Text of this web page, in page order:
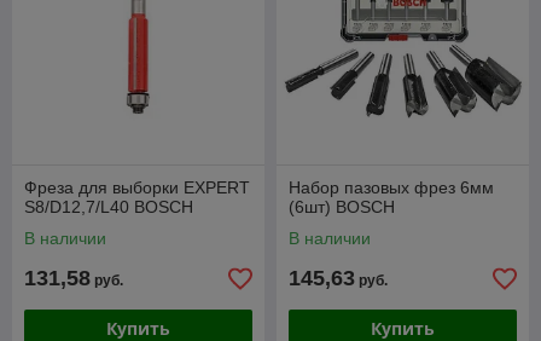
Фреза для выборки EXPERT
S8/D12,7/L40 BOSCH
В наличии
131,58 руб.
Купить
Набор пазовых фрез 6мм
(6шт) BOSCH
В наличии
145,63 руб.
Купить